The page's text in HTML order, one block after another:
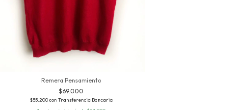
Remera Pensamiento
$69.000
$55.200con Transferencia Bancaria